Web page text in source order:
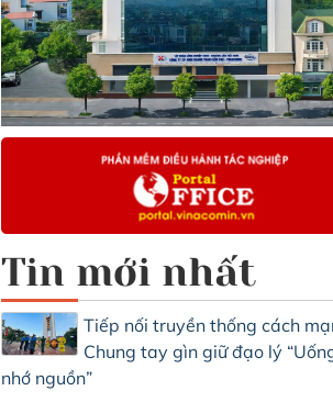
Tin mới nhất
Tiếp nối truyền thống cách
Chung tay gìn giữ đạo lý
nhớ nguồn”